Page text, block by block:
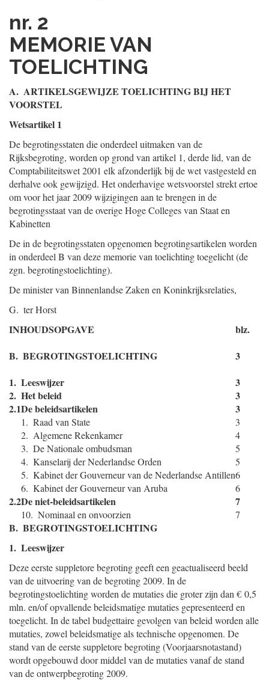
nr. 2
MEMORIE VAN
TOELICHTING
A. ARTIKELSGEWIJZE TOELICHTING BIJ HET
VOORSTEL
Wetsartikel 1
De begrotingsstaten die onderdeel uitmaken van de
Rijksbegroting, worden op grond van artikel 1, derde lid, van de
Comptabiliteitswet 2001 elk afzonderlijk bij de wet vastgesteld en
derhalve ook gewijzigd. Het onderhavige wetsvoorstel strekt ertoe
om voor het jaar 2009 wijzigingen aan te brengen in de
begrotingsstaat van de overige Hoge Colleges van Staat en
Kabinetten
De in de begrotingsstaten opgenomen begrotingsartikelen worden
in onderdeel B van deze memorie van toelichting toegelicht (de
zgn. begrotingstoelichting).
De minister van Binnenlandse Zaken en Koninkrijksrelaties,
G. ter Horst
INHOUDSOPGAVE
blz.
B. BEGROTINGSTOELICHTING
3
1. Leeswijzer
3
2. Het beleid
3
2.1De beleidsartikelen 3
1. Raad van State
3
2. Algemene Rekenkamer
4
3. De Nationale ombudsman
5
4. Kanselarij der Nederlandse Orden
5
5. Kabinet der Gouverneur van de Nederlandse Antillen6
6. Kabinet der Gouverneur van Aruba
6
2.2De niet-beleidsartikelen 7
10. Nominaal en onvoorzien 7
B. BEGROTINGSTOELICHTING
1. Leeswijzer
Deze eerste suppletore begroting geeft een geactualiseerd beeld
van de uitvoering van de begroting 2009. In de
begrotingstoelichting worden de mutaties die groter zijn dan € 0,5
mln. en/of opvallende beleidsmatige mutaties gepresenteerd en
toegelicht. In de tabel budgettaire gevolgen van beleid worden alle
mutaties, zowel beleidsmatige als technische opgenomen. De
stand van de eerste suppletore begroting (Voorjaarsnotastand)
wordt opgebouwd door middel van de mutaties vanaf de stand
van de ontwerpbegroting 2009.